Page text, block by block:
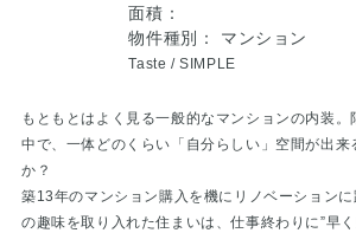
面積：
物件種別： マンション
Taste /SIMPLE
もともとはよく見る一般的なマンションの内装
中で、一体どのくらい「自分らしい」空間が出来
か？
築13年のマンション購入を機にリノベーション
の趣味を取り入れた住まいは、仕事終わりに”早